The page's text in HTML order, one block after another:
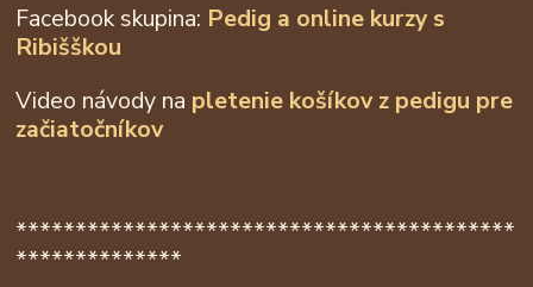
Facebook skupina: Pedig a online kurzy s
Ribišškou
Video návody na pletenie košíkov z pedigu pre
začiatočníkov
******************************************
**************